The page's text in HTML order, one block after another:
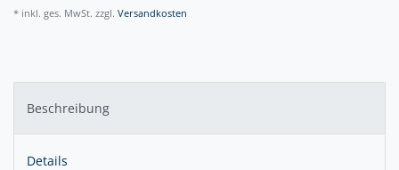
* inkl. ges. MwSt. zzgl. Versandkosten
Beschreibung
Details